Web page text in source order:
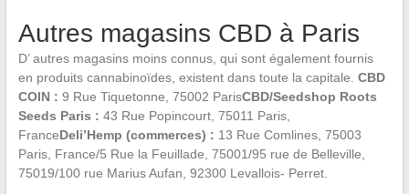
Autres magasins CBD à Paris
D’ autres magasins moins connus, qui sont également fournis
en produits cannabinoïdes, existent dans toute la capitale. CBD
COIN : 9 Rue Tiquetonne, 75002 ParisCBD/Seedshop Roots
Seeds Paris : 43 Rue Popincourt, 75011 Paris,
FranceDeli’Hemp (commerces) : 13 Rue Comlines, 75003
Paris, France/5 Rue la Feuillade, 75001/95 rue de Belleville,
75019/100 rue Marius Aufan, 92300 Levallois- Perret.